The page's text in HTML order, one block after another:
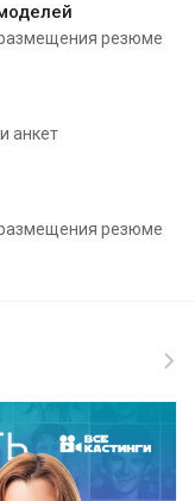
резюме
анкет
резюме